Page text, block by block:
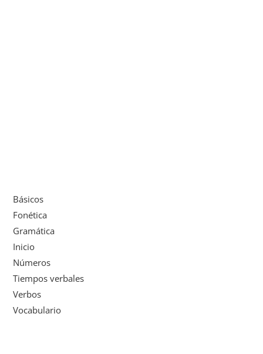
Básicos
Fonética
Gramática
Inicio
Números
Tiempos verbales
Verbos
Vocabulario